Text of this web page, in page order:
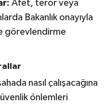
Afet, terör veya
Bakanlık onayıyla
görevlendirme
nasıl çalışacağına
önlemleri